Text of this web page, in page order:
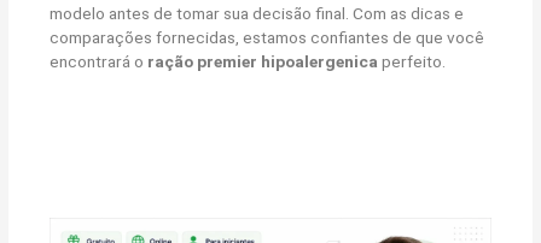
modelo antes de tomar sua decisão final. Com as dicas e
comparações fornecidas, estamos confiantes de que você
encontrará o ração premier hipoalergenica perfeito.